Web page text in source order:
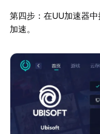
第四步：在UU加速器
加速。